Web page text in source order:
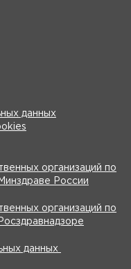
данных
организаций по
России
организаций по
данных